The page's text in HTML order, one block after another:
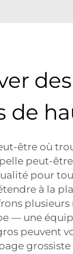
de
être où
peut-
pour
à la
— une
peuvent